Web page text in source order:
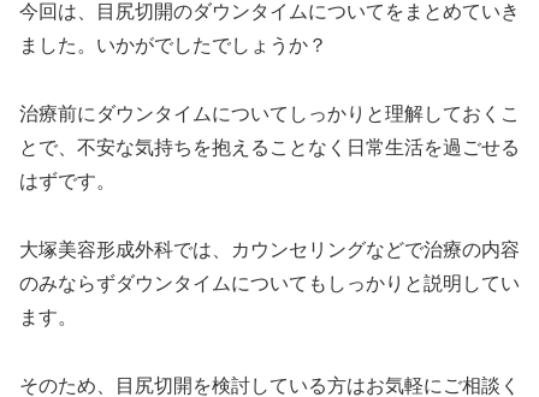
今回は、目尻切開のダウンタイムについてをまとめていき
ました。いかがでしたでしょうか？
治療前にダウンタイムについてしっかりと理解しておくこ
とで、不安な気持ちを抱えることなく日常生活を過ごせる
はずです。
大塚美容形成外科では、カウンセリングなどで治療の内容
のみならずダウンタイムについてもしっかりと説明してい
ます。
そのため、目尻切開を検討している方はお気軽にご相談く